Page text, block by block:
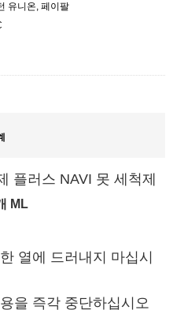
유니온, 페이팔
플러스 NAVI 못 세척제
ML
열에 드러내지 마십시
을 즉각 중단하십시오